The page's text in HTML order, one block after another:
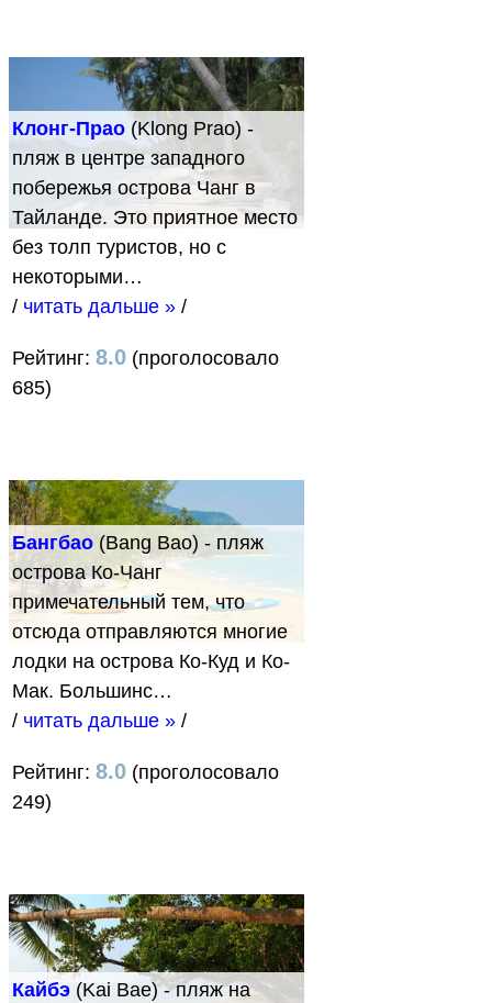
Клонг-Прао (Klong Prao) -
пляж в центре западного
побережья острова Чанг в
Тайланде. Это приятное место
без толп туристов, но с
некоторыми…
/ читать дальше » /
Рейтинг: 8.0 (проголосовало
685)
Бангбао (Bang Bao) - пляж
острова Ко-Чанг
примечательный тем, что
отсюда отправляются многие
лодки на острова Ко-Куд и Ко-
Мак. Большинс…
/ читать дальше » /
Рейтинг: 8.0 (проголосовало
249)
Кайбэ (Kai Bae) - пляж на